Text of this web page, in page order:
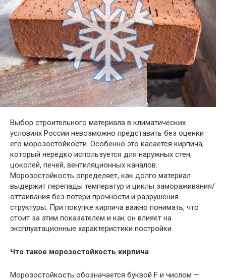
Выбор строительного материала в климатических
условиях России невозможно представить без оценки
его морозостойкости. Особенно это касается кирпича,
который нередко используется для наружных стен,
цоколей, печей, вентиляционных каналов.
Морозостойкость определяет, как долго материал
выдержит перепады температур и циклы замораживания/
оттаивания без потери прочности и разрушения
структуры. При покупке кирпича важно понимать, что
стоит за этим показателем и как он влияет на
эксплуатационные характеристики постройки.
Что такое морозостойкость кирпича
Морозостойкость обозначается буквой F и числом —